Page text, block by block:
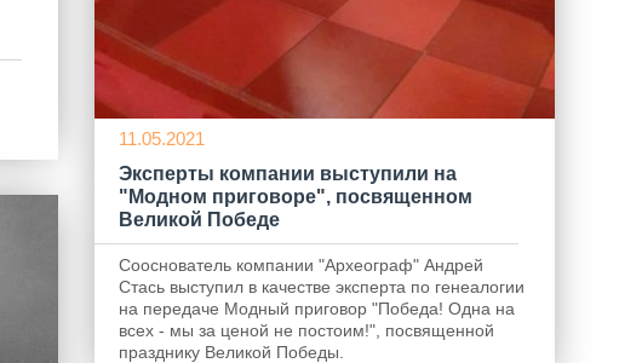
11.05.2021
Эксперты компании выступили на
"Модном приговоре", посвященном
Великой Победе
Cооснователь компании "Археограф" Андрей
Стась выступил в качестве эксперта по генеалогии
на передаче Модный приговор "Победа! Одна на
всех - мы за ценой не постоим!", посвященной
празднику Великой Победы.